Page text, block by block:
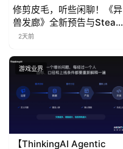
修剪皮毛，听些闲聊！《异
兽发廊》全新预告与Steam
免费试玩公开
2天前
游戏业界
【ThinkingAI Agentic